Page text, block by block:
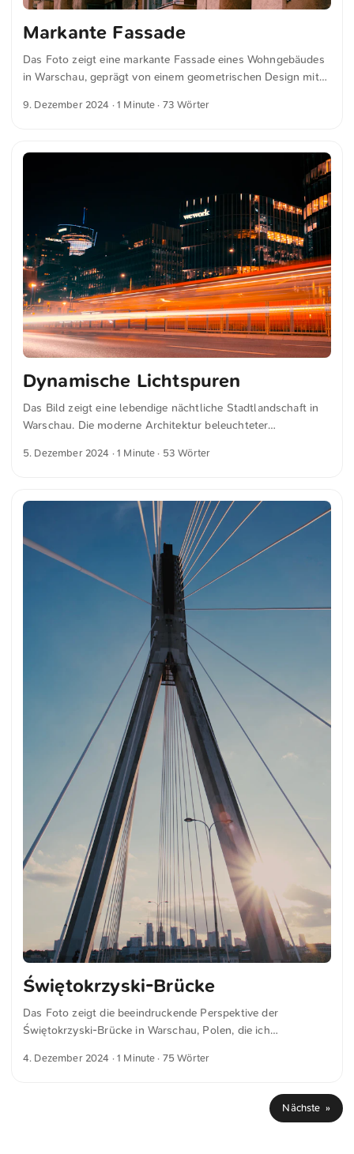
Markante Fassade
Das Foto zeigt eine markante Fassade eines Wohngebäudes
in Warschau, geprägt von einem geometrischen Design mit
und scharfen Winkel schaffen ein sich wiederholendes,
Straßenlampe Charme hinzufügen. Dies und weitere Fotos
kannst du kostenfrei und in voller Auflösung auf
unsplash.com runterladen. Hier geht es zum Foto
9. Dezember 2024 · 1 Minute · 73 Wörter
Dynamische Lichtspuren
Das Bild zeigt eine lebendige nächtliche Stadtlandschaft in
Warschau. Die moderne Architektur beleuchteter
kontrastiert mit den dynamischen Lichtspuren der
und in voller Auflösung auf unsplash.com runterladen. Hier
5. Dezember 2024 · 1 Minute · 53 Wörter
Świętokrzyski-Brücke
Das Foto zeigt die beeindruckende Perspektive der
Świętokrzyski-Brücke in Warschau, Polen, die ich
Pylon der Hängebrücke, dessen Kabel symmetrisch vor
durch die Struktur und wirft warmes Licht, während im
Hintergrund die Skyline von Warschau mit modernen
4. Dezember 2024 · 1 Minute · 75 Wörter
Nächste »